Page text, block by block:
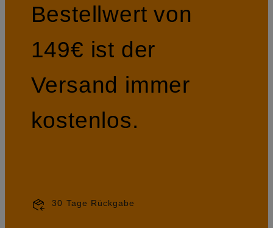
Bestellwert von
149€ ist der
Versand immer
kostenlos.
30 Tage Rückgabe